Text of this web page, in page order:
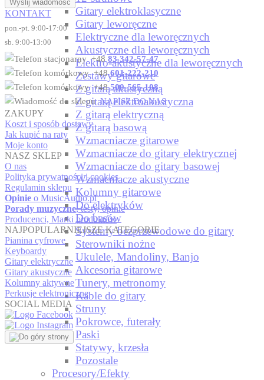
Gitary elektroklasyczne
Gitary leworęczne
Elektryczne dla leworęcznych
Akustyczne dla leworęcznych
Elektro-akustyczne dla leworęcznych
Zestawy gitarowe
Z gitarą akustyczną
Z gitarą elektroakustyczna
Z gitarą elektryczną
Z gitarą basową
Wzmacniacze gitarowe
Wzmacniacze do gitary elektrycznej
Wzmacniacze do gitary basowej
Wzmacniacze akustyczne
Kolumny gitarowe
Do elektryków
Do basów
Systemy bezprzewodowe do gitary
Sterowniki nożne
Ukulele, Mandoliny, Banjo
Akcesoria gitarowe
Tunery, metronomy
Kable do gitary
Struny
Pokrowce, futerały
Paski
Statywy, krzesła
Pozostale
Procesory/Efekty
Wyślij wiadomość
KONTAKT
pon.-pt. 9:00-17:00
sb. 9:00-13:00
+48 83 342-57-47
+48601-222-210
+48500-565-108
NAPISZ DO NAS
ZAKUPY
Koszt i sposób dostawy
Jak kupić na raty
Moje konto
NASZ SKLEP
O nas
Polityka prywatności i cookies
Regulamin sklepu
Opinie o MusicAudio.pl
Porady muzyczne, testy, opinie
Producenci, Marki produktów
NAJPOPULARNIEJSZE KATEGORIE
Pianina cyfrowe
Keyboardy
Gitary elektryczne
Gitary akustyczne
Kolumny aktywne
Perkusje elektroniczne
SOCIAL MEDIA